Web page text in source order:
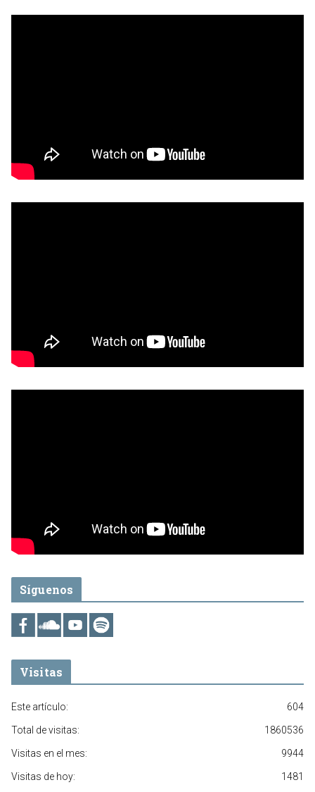
Síguenos
Visitas
604
Este artículo:
1860536
Total de visitas:
9944
Visitas en el mes:
1481
Visitas de hoy: